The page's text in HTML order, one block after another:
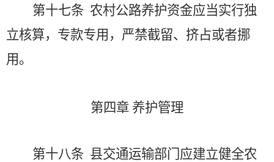
第十七条 农村公路养护资金应当实行独
立核算，专款专用，严禁截留、挤占或者挪
用。
第四章 养护管理
第十八条 县交通运输部门应建立健全农